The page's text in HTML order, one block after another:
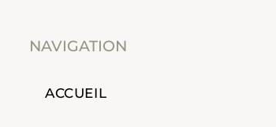
NAVIGATION
ACCUEIL